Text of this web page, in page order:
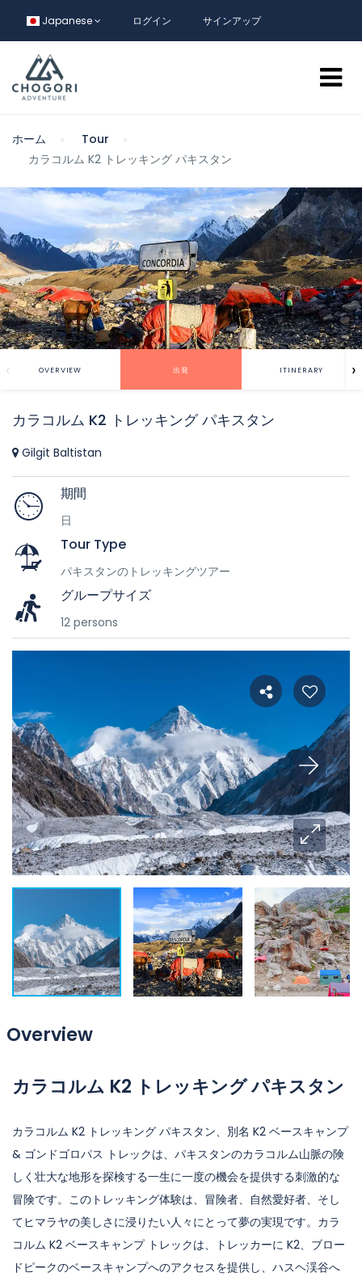
Japanese ログイン サインアップ
ホーム
Tour
カラコルム K2 トレッキング パキスタン
OVERVIEW 出発 ITINERARY
‹ ›
カラコルム K2 トレッキング パキスタン
Gilgit Baltistan
期間
日
Tour Type
パキスタンのトレッキングツアー
グループサイズ
12 persons
Overview
カラコルム K2 トレッキング パキスタン
カラコルム K2 トレッキング パキスタン、別名 K2 ベースキャンプ
& ゴンドゴロパス トレックは、パキスタンのカラコルム山脈の険
しく壮大な地形を探検する一生に一度の機会を提供する刺激的な
冒険です。このトレッキング体験は、冒険者、自然愛好者、そし
てヒマラヤの美しさに浸りたい人々にとって夢の実現です。カラ
コルム K2 ベースキャンプ トレックは、トレッカーに K2、ブロー
ドピークのベースキャンプへのアクセスを提供し、ハスヘ渓谷へ